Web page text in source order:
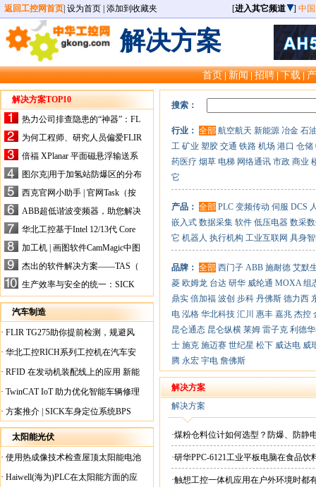
返回工控网首页 设为首页 添加到收藏夹 [进入其它频道 ] 中
解决方案
首页|新闻|招聘|下载|
解决方案TOP10
热力公司排查隐患的“神器”：FL
IR手持式热像仪，高效精准！
为何工程师、研究人员偏爱FLIR
X-HS系列热像仪？精准高效是
关键
倍福 XPlanar 平面磁悬浮输送系
统的创新应用
图尔克|用于加氢站防爆区的分布
式I/O解决方案
西克官网小助手 | 官网Task（按
任务选型）更新预告
ABB超低谐波变频器，助您解决
电气设备运行难题！
华北工控基于Intel 12/13代 Core
的ATX-6159嵌入式主板，推进
机器人市场
加工机 | 画图软件CamMagic中图
层整合的问题
杰出的软件解决方案——TAS（
Turck Automation Suite）
生产效率与安全的统一：SICK
关于机器人技术传感器解决方案
的采访
汽车制造
· FLIR TG275助你提前检测，规避风
险！
· 华北工控RICH系列工控机在汽车安
全检测行业中的应用
· RFID 在发动机装配线上的应用 新能
源汽车爆炸频发？
· TwinCAT IoT 助力优化智能车辆修理
· 方案推介 | SICK车身定位系统BPS
太阳能光伏
· 使用热成像技术检查屋顶太阳能电池
板
· Haiwell(海为)PLC在太阳能方面的应
搜索：
行业： 全部 航空航天 新能源 冶金 石
工 矿业 塑胶 交通 铁路 机场 港口 仓储
药医疗 烟草 电梯 网络通讯 市政 商业
它
产品： 全部 PLC 变频传动 伺服 DCS
嵌入式 数据采集 软件 低压电器 数采
它 机器人 执行机构 工业互联网 具身
品牌： 全部 西门子 ABB 施耐德 艾默
菱 欧姆龙 台达 研华 威纶通 MOXA 组
鼎实 倍加福 波创 步科 丹佛斯 德力西
电 泓格 华北科技 汇川 惠丰 嘉兆 杰控
昆仑通态 昆仑纵横 莱姆 雷子克 利德
士 施克 施迈赛 世纪星 松下 威达电 威
腾 永宏 宇电 詹佛斯
解决方案
解决方案
·煤粉仓料位计如何选型？防爆、防静
·研华PPC-6121工业平板电脑在食品
·触想工控一体机应用在户外环境时都